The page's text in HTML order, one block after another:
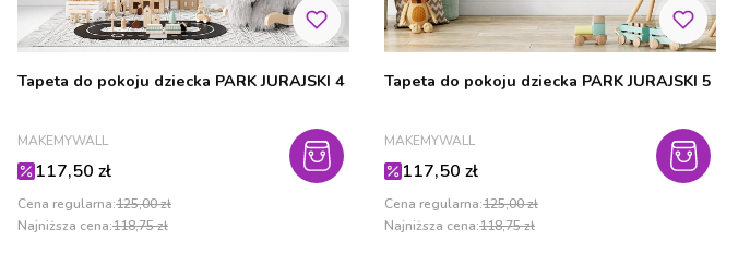
Tapeta do pokoju dziecka PARK JURAJSKI 4
PRODUCENT
MAKEMYWALL
Cena promocyjna
117,50 zł
Cena regularna:125,00 zł
Najniższa cena:118,75 zł
Tapeta do pokoju dziecka PARK JURAJSKI 5
PRODUCENT
MAKEMYWALL
Cena promocyjna
117,50 zł
Cena regularna:125,00 zł
Najniższa cena:118,75 zł